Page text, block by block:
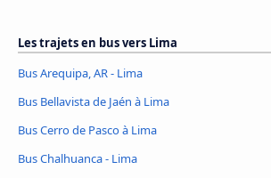
Les trajets en bus vers Lima
Bus Arequipa, AR - Lima
Bus Bellavista de Jaén à Lima
Bus Cerro de Pasco à Lima
Bus Chalhuanca - Lima